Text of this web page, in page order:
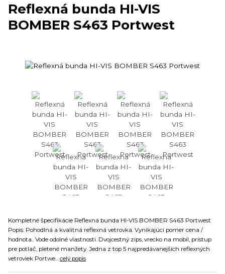
Reflexná bunda HI-VIS
BOMBER S463 Portwest
Kompletné špecifikácie Reflexná bunda HI-VIS BOMBER S463 Portwest
Popis: Pohodlná a kvalitná reflexná vetrovka. Vynikajúci pomer cena /
hodnota.. Vode odolné vlastnosti. Dvojcestný zips, vrecko na mobil, prístup
pre potlač, pletené manžety. Jedna z top 5 najpredávanejších reflexných
vetroviek Portwe... celý popis